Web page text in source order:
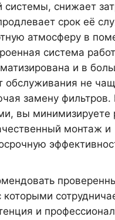
системы, снижает
срок её
атмосферу в
система
и в
обслуживания не
замену фильтров.
вы минимизируете
монтаж и
которыми
и